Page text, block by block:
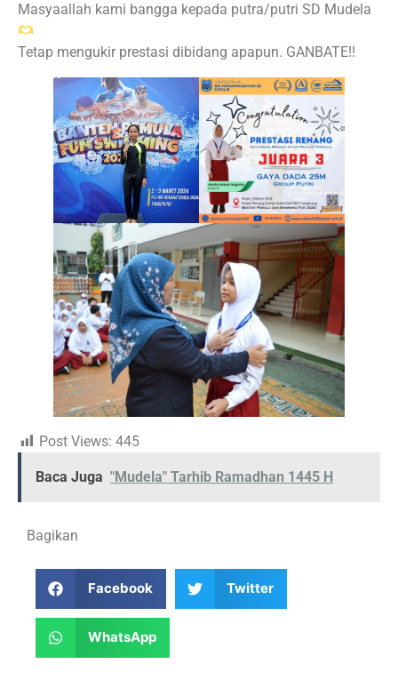
Masyaallah kami bangga kepada putra/putri SD Mudela
Tetap mengukir prestasi dibidang apapun. GANBATE!!
Post Views: 445
Baca Juga "Mudela" Tarhib Ramadhan 1445 H
Bagikan
Facebook Twitter
WhatsApp